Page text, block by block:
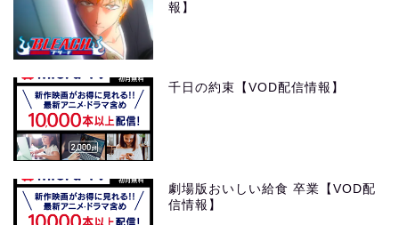
報】
千日の約束【VOD配信情報】
劇場版おいしい給食 卒業【VOD配
信情報】